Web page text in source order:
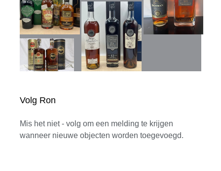
Volg Ron
Mis het niet - volg om een melding te krijgen
wanneer nieuwe objecten worden toegevoegd.